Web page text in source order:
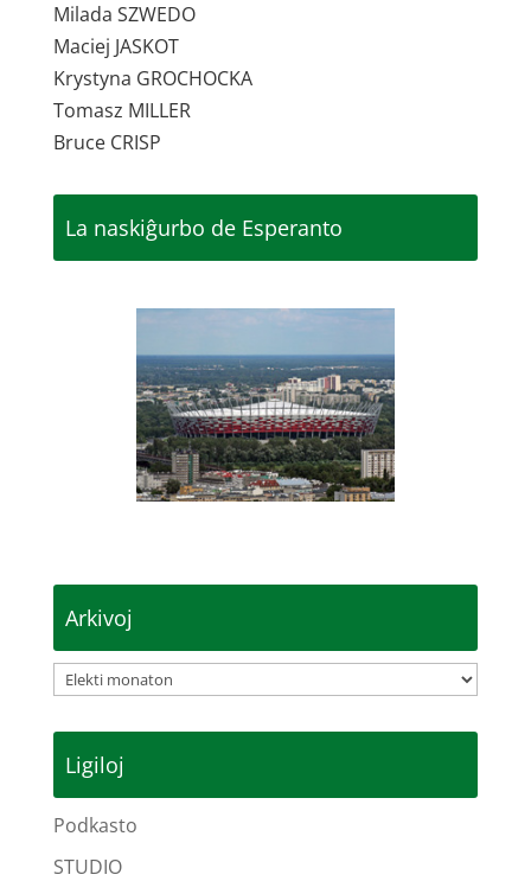
Milada SZWEDO
Maciej JASKOT
Krystyna GROCHOCKA
Tomasz MILLER
Bruce CRISP
La naskiĝurbo de Esperanto
Arkivoj
Arkivoj
Ligiloj
Podkasto
STUDIO